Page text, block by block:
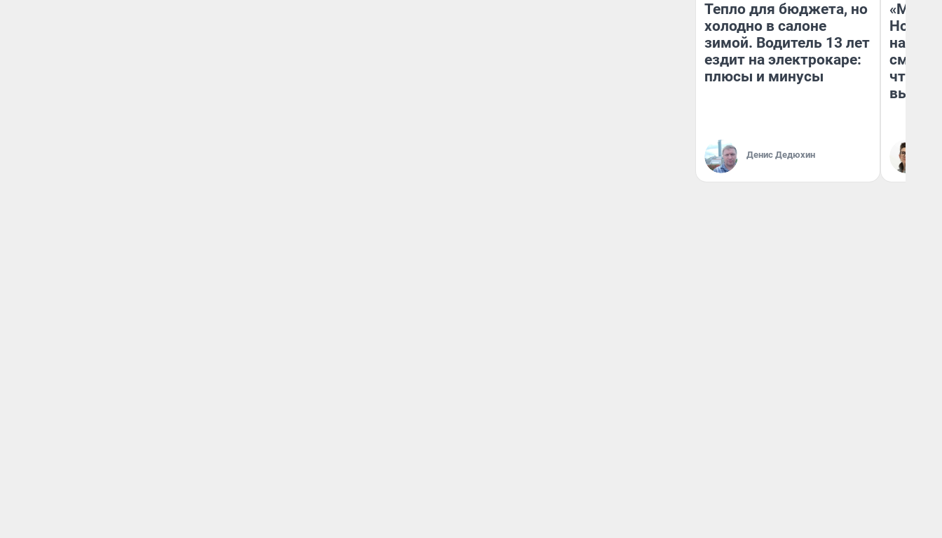
Тепло для бюджета, но
холодно в салоне
зимой. Водитель 13 лет
ездит на электрокаре:
плюсы и минусы
Денис Дедюхин
«Мы
чтобы